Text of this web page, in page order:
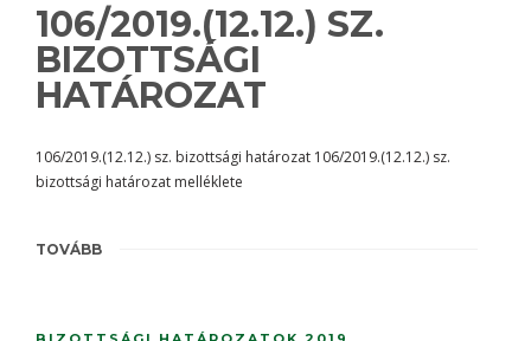
106/2019.(12.12.) SZ.
BIZOTTSÁGI
HATÁROZAT
106/2019.(12.12.) sz. bizottsági határozat 106/2019.(12.12.) sz.
bizottsági határozat melléklete
TOVÁBB